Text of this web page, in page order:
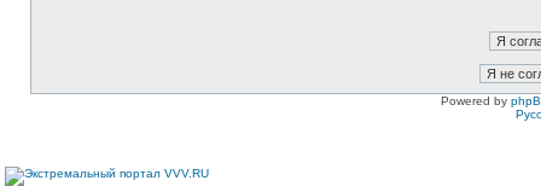
Powered by